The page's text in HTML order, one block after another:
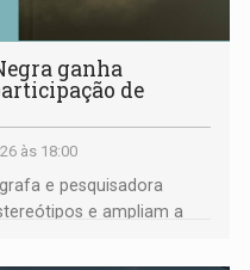
ganha
de
às 18:00
e pesquisadora
e ampliam a